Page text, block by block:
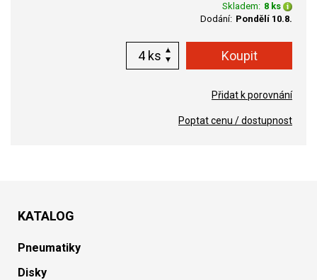
Skladem: 8 ks
Dodání: Pondělí 10.8.
ks
Přidat k porovnání
Poptat cenu / dostupnost
KATALOG
Pneumatiky
Disky